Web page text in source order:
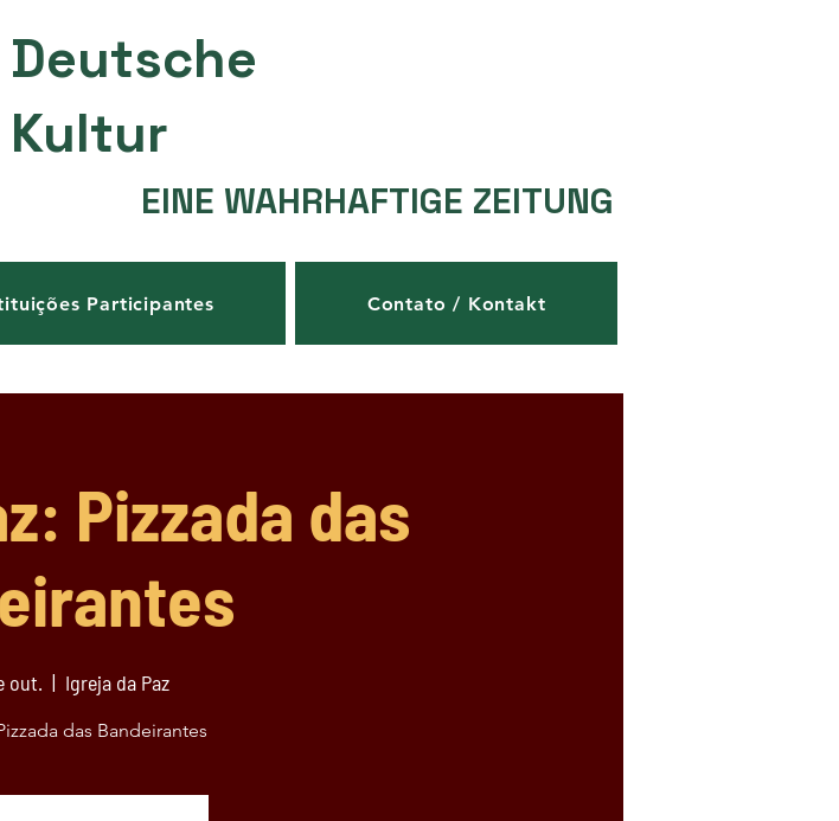
Deutsche
Kultur
EINE WAHRHAFTIGE ZEITUNG
Participantes Contato / Kontakt
Pizzada das
out.
  |
Igreja da Paz
das Bandeirantes